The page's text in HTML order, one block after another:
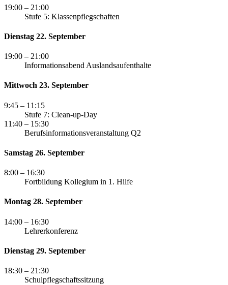
19:00 – 21:00
Stufe 5: Klassenpflegschaften
Dienstag 22. September
19:00 – 21:00
Informationsabend Auslandsaufenthalte
Mittwoch 23. September
9:45 – 11:15
Stufe 7: Clean-up-Day
11:40 – 15:30
Berufsinformationsveranstaltung Q2
Samstag 26. September
8:00 – 16:30
Fortbildung Kollegium in 1. Hilfe
Montag 28. September
14:00 – 16:30
Lehrerkonferenz
Dienstag 29. September
18:30 – 21:30
Schulpflegschaftssitzung